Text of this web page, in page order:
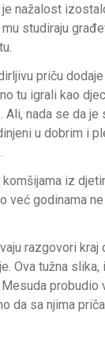
nažalost
studiraju
priču
tu igrali kao
nada se da je
u dobrim i
iz
već godinama
razgovori kraj
Ova tužna
probudio
da sa njima